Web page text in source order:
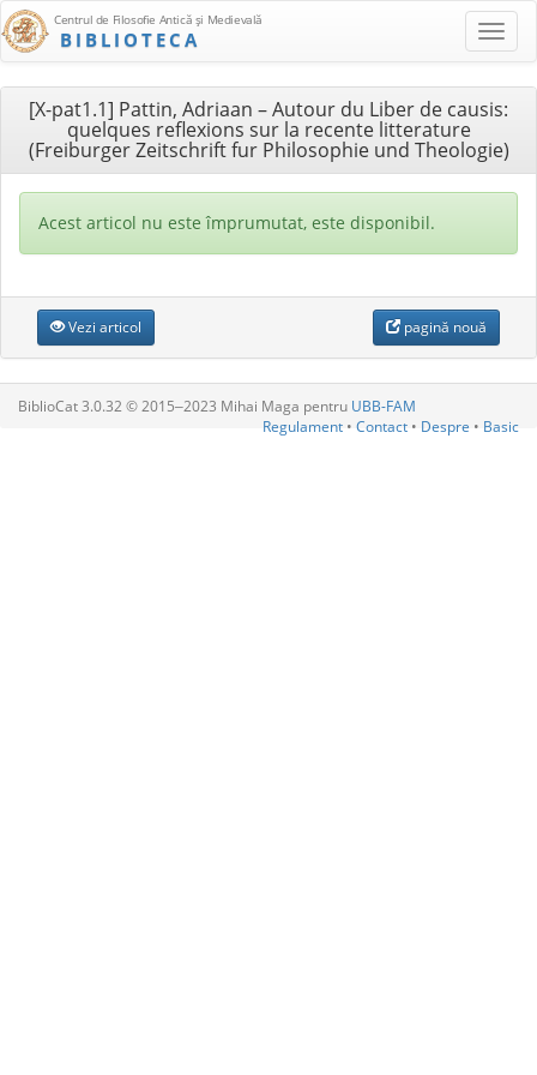
Centrul de Filosofie Antică şi Medievală
BIBLIOTECA
[X-pat1.1] Pattin, Adriaan – Autour du Liber de causis:
quelques reflexions sur la recente litterature
(Freiburger Zeitschrift fur Philosophie und Theologie)
Acest articol nu este împrumutat, este disponibil.
Vezi articol pagină nouă
BiblioCat 3.0.32 © 2015‒2023 Mihai Maga pentru UBB-FAM
Regulament • Contact • Despre • Basic